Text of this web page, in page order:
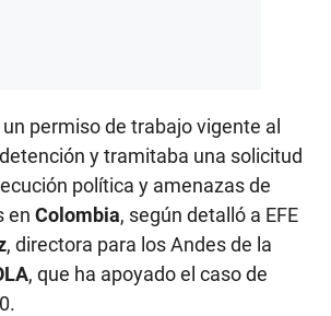
permiso de trabajo vigente al
y tramitaba una solicitud
política y amenazas de
en Colombia, según detalló a EFE
, directora para los Andes de la
, que ha apoyado el caso de